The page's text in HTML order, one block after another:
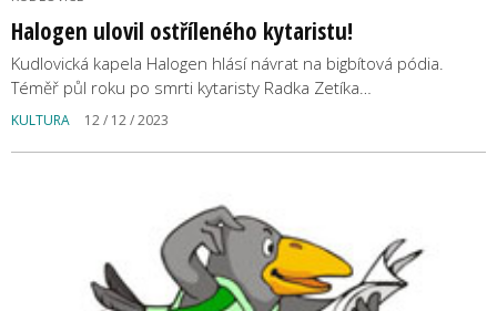
Halogen ulovil ostříleného kytaristu!
Kudlovická kapela Halogen hlásí návrat na bigbítová pódia.
Téměř půl roku po smrti kytaristy Radka Zetíka…
KULTURA 12 / 12 / 2023